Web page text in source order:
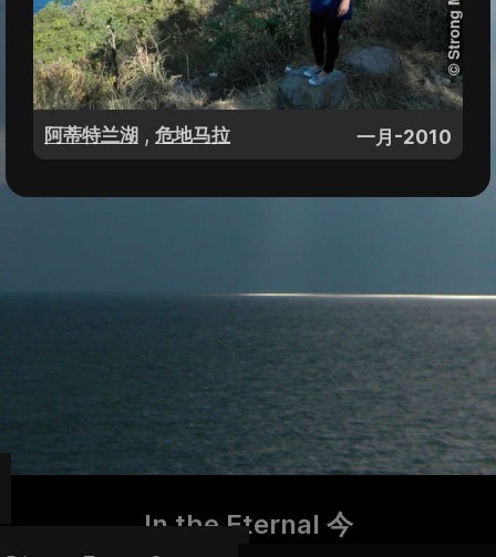
阿蒂特兰湖 , 危地马拉 一月-2010
In the Eternal 今